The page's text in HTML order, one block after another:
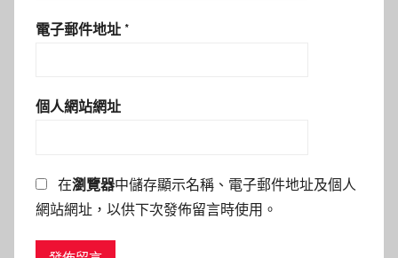
電子郵件地址 *
個人網站網址
在瀏覽器中儲存顯示名稱、電子郵件地址及個人
網站網址，以供下次發佈留言時使用。